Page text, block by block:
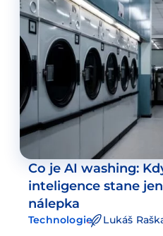
Co je AI washing:
inteligence stane
nálepka
Technologie Lukáš